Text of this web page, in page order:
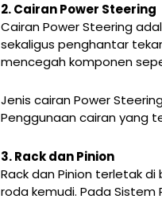
2. Cairan Power Steering
Cairan Power Steering
sekaligus penghantar
mencegah komponen
Jenis cairan Power
Penggunaan cairan yang
3. Rack dan Pinion
Rack dan Pinion terletak di
roda kemudi. Pada